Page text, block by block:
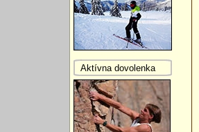
Aktívna dovolenka